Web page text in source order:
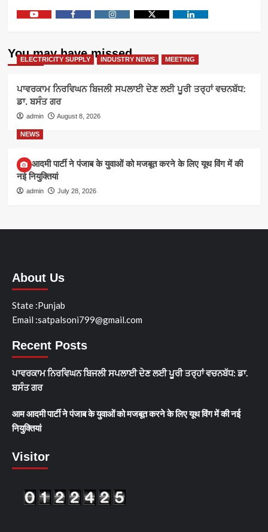
You may have missed
ELECTRICITY SUPPLY INDUSTRY NEWS MEETING
ਪਾਵਰਕਾਮ ਨਿਰਵਿਘਨ ਬਿਜਲੀ ਸਪਲਾਈ ਦੇਣ ਲਈ ਪੂਰੀ ਤਰ੍ਹਾਂ ਵਚਨਬੱਧ:
ਡਾ. ਬਸੰਤ ਗਰ
admin August 8, 2026
NEWS
आम आदमी पार्टी ने पंजाब के युवाओं को मजबूत करने के लिए यूथ विंग में की
नई नियुक्तियां
admin July 28, 2026
About Us
State :Punjab
Email :satpalsoni799@gmail.com
Recent Posts
ਪਾਵਰਕਾਮ ਨਿਰਵਿਘਨ ਬਿਜਲੀ ਸਪਲਾਈ ਦੇਣ ਲਈ ਪੂਰੀ ਤਰ੍ਹਾਂ ਵਚਨਬੱਧ: ਡਾ.
ਬਸੰਤ ਗਰ
आम आदमी पार्टी ने पंजाब के युवाओं को मजबूत करने के लिए यूथ विंग में की नई
नियुक्तियां
Visitor